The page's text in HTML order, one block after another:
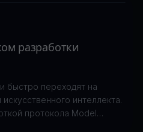
разработки
быстро переходят на
интеллекта.
протокола Model